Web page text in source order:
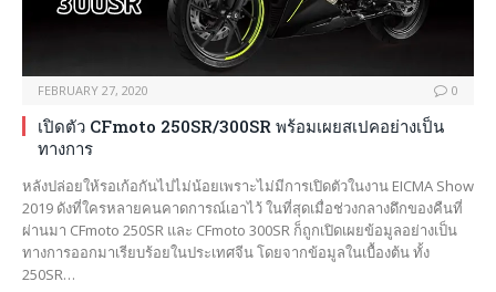
FEBRUARY 27, 2020 0
เปิดตัว CFmoto 250SR/300SR พร้อมเผยสเปคอย่างเป็น
ทางการ
หลังปล่อยให้รอเก้อกันไปไม่น้อยเพราะไม่มีการเปิดตัวในงาน EICMA Show
2019 ดังที่ใครหลายคนคาดการณ์เอาไว้ ในที่สุดเมื่อช่วงกลางดึกของคืนที่
ผ่านมา CFmoto 250SR และ CFmoto 300SR ก็ถูกเปิดเผยข้อมูลอย่างเป็น
ทางการออกมาเรียบร้อยในประเทศจีน โดยจากข้อมูลในเบื้องต้น ทั้ง
250SR…